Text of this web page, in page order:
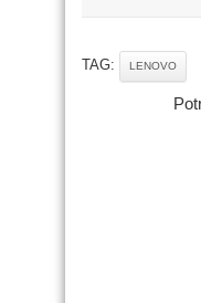
TAG: LENOVO